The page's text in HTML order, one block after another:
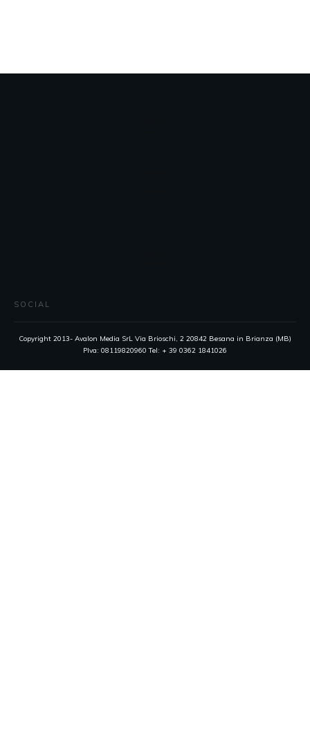
SOCIAL
Copyright 2013- Avalon Media SrL Via Brioschi, 2 20842 Besana in Brianza (MB)
PIva: 08119820960 Tel: + 39 0362 1841026